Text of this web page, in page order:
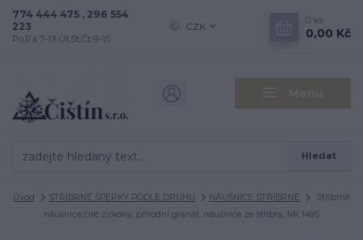
Menu
CZK
Hledat
774 444 475 , 296 554
223
Po,Pá 7-13 Út,St,Čt 9-15
0 ks
0,00 Kč
Úvod STŘÍBRNÉ ŠPERKY PODLE DRUHU NÁUŠNICE STŘÍBRNÉ
Stříbrné
náušnice,čiré zirkony, přírodní granát, náušnice ze stříbra, NK 1495